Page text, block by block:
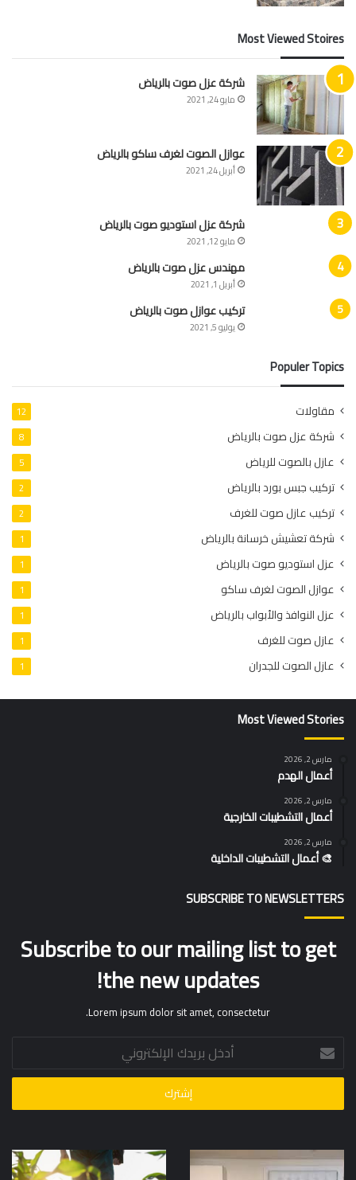
Most Viewed Stoires
شركة عزل صوت بالرياض
مايو 24, 2021
عوازل الصوت لغرف ساكو بالرياض
أبريل 24, 2021
شركة عزل استوديو صوت بالرياض
مايو 12, 2021
مهندس عزل صوت بالرياض
أبريل 1, 2021
تركيب عوازل صوت بالرياض
يوليو 5, 2021
Populer Topics
مقاولات 12
شركة عزل صوت بالرياض 8
عازل بالصوت للرياض 5
تركيب جبس بورد بالرياض 2
تركيب عازل صوت للغرف 2
شركة تعشيش خرسانة بالرياض 1
عزل استوديو صوت بالرياض 1
عوازل الصوت لغرف ساكو 1
عزل النوافذ والأبواب بالرياض 1
عازل صوت للغرف 1
عازل الصوت للجدران 1
Most Viewed Stories
مارس 2, 2026
أعمال الهدم
مارس 2, 2026
أعمال التشطيبات الخارجية
مارس 2, 2026
🎨 أعمال التشطيبات الداخلية
SUBSCRIBE TO NEWSLETTERS
Subscribe to our mailing list to get
the new updates!
Lorem ipsum dolor sit amet, consectetur.
أدخل
بريدك
الإلكتروني
عزل
النوافذ
🌿
أعمال